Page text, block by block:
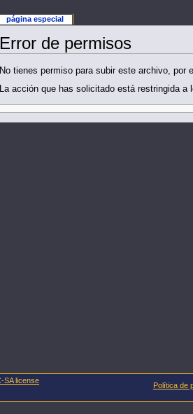
Error de permisos
No tienes permiso para subir este archivo, por
La acción que has solicitado está restringida
página especial
Política de